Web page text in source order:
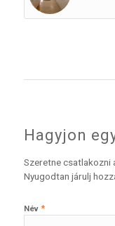
Hagyjon
Szeretne csatlakozni
Nyugodtan járulj
Név *